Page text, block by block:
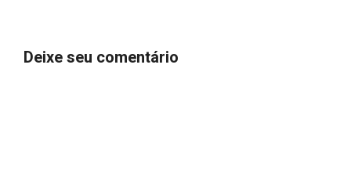
Deixe seu comentário